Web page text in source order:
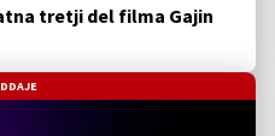
tretji del filma Gajin